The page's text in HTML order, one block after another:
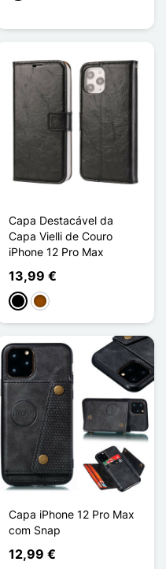
Capa Destacável da
Capa Vielli de Couro
iPhone 12 Pro Max
13,99 €
PretoCastanho
Capa iPhone 12 Pro Max
com Snap
12,99 €